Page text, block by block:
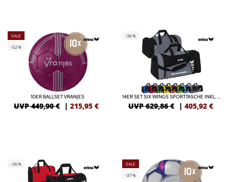
SALE
-52%
10ER BALLSET VRANJES
UVP 449,90 € | 215,95 €
-36%
14ER SET SIX WINGS SPORTTASCHE INKL. DRUCK
UVP 629,86 € | 405,92 €
-36%
SALE
-37%